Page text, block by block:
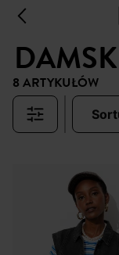
8 ARTYKUŁÓW